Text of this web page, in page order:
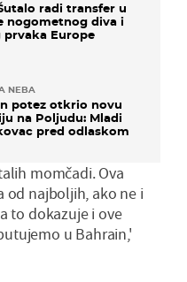
radi transfer u
nogometnog diva i
prvaka Europe
NEBA
potez otkrio novu
na Poljudu: Mladi
pred odlaskom
momčadi. Ova
od najboljih, ako ne i
to dokazuje i ove
u Bahrain,'